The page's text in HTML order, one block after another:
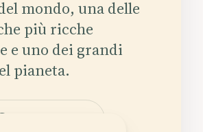
mondo, una delle
più ricche
e uno dei grandi
pianeta.